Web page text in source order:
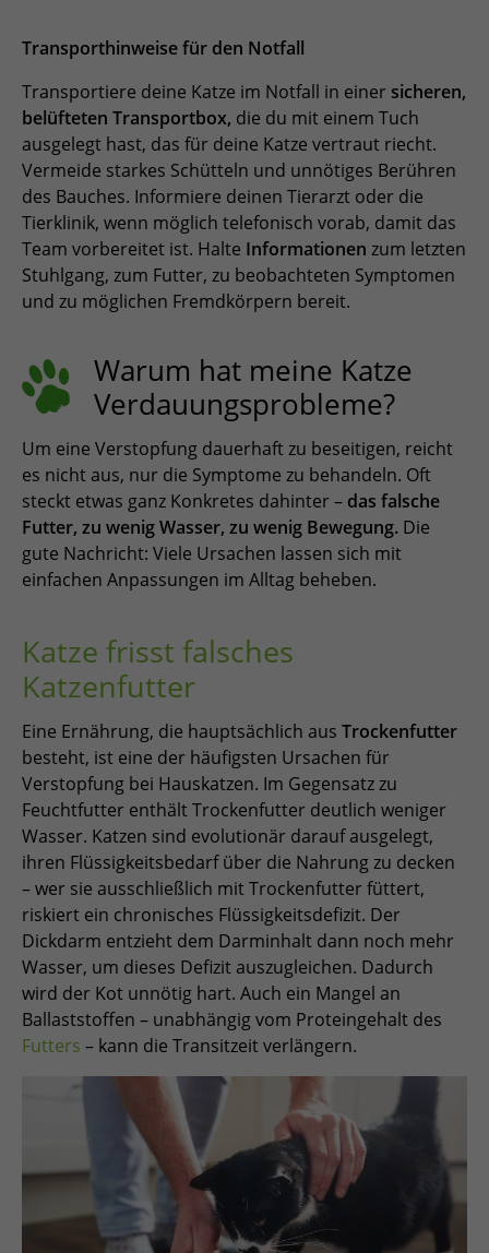
Transporthinweise für den Notfall
Transportiere deine Katze im Notfall in einer sicheren,
belüfteten Transportbox, die du mit einem Tuch
ausgelegt hast, das für deine Katze vertraut riecht.
Vermeide starkes Schütteln und unnötiges Berühren
des Bauches. Informiere deinen Tierarzt oder die
Tierklinik, wenn möglich telefonisch vorab, damit das
Team vorbereitet ist. Halte Informationen zum letzten
Stuhlgang, zum Futter, zu beobachteten Symptomen
und zu möglichen Fremdkörpern bereit.
Warum hat meine Katze
Verdauungsprobleme?
Um eine Verstopfung dauerhaft zu beseitigen, reicht
es nicht aus, nur die Symptome zu behandeln. Oft
steckt etwas ganz Konkretes dahinter – das falsche
Futter, zu wenig Wasser, zu wenig Bewegung. Die
gute Nachricht: Viele Ursachen lassen sich mit
einfachen Anpassungen im Alltag beheben. ​​​​​​​​​​​​
Katze frisst falsches
Katzenfutter
Eine Ernährung, die hauptsächlich aus Trockenfutter
besteht, ist eine der häufigsten Ursachen für
Verstopfung bei Hauskatzen. Im Gegensatz zu
Feuchtfutter enthält Trockenfutter deutlich weniger
Wasser. Katzen sind evolutionär darauf ausgelegt,
ihren Flüssigkeitsbedarf über die Nahrung zu decken
– wer sie ausschließlich mit Trockenfutter füttert,
riskiert ein chronisches Flüssigkeitsdefizit. Der
Dickdarm entzieht dem Darminhalt dann noch mehr
Wasser, um dieses Defizit auszugleichen. Dadurch
wird der Kot unnötig hart. Auch ein Mangel an
Ballaststoffen – unabhängig vom Proteingehalt des
Futters – kann die Transitzeit verlängern.